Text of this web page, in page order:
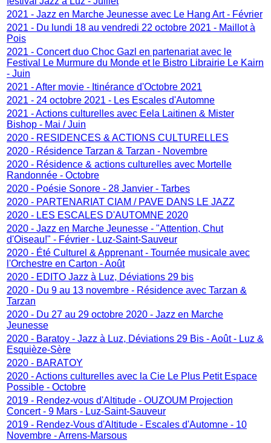
2021 - Jazz en Marche Jeunesse avec Le Hang Art - Février
2021 - Du lundi 18 au vendredi 22 octobre 2021 - Maillot à
Pois
2021 - Concert duo Choc Gazl en partenariat avec le
Festival Le Murmure du Monde et le Bistro Librairie Le Kairn
- Juin
2021 - After movie - Itinérance d'Octobre 2021
2021 - 24 octobre 2021 - Les Escales d'Automne
2021 - Actions culturelles avec Eela Laitinen & Mister
Bishop - Mai / Juin
2020 - RESIDENCES & ACTIONS CULTURELLES
2020 - Résidence Tarzan & Tarzan - Novembre
2020 - Résidence & actions culturelles avec Mortelle
Randonnée - Octobre
2020 - Poésie Sonore - 28 Janvier - Tarbes
2020 - PARTENARIAT CIAM / PAVE DANS LE JAZZ
2020 - LES ESCALES D'AUTOMNE 2020
2020 - Jazz en Marche Jeunesse - "Attention, Chut
d'Oiseau!" - Février - Luz-Saint-Sauveur
2020 - Été Culturel & Apprenant - Tournée musicale avec
l'Orchestre en Carton - Août
2020 - EDITO Jazz à Luz, Déviations 29 bis
2020 - Du 9 au 13 novembre - Résidence avec Tarzan &
Tarzan
2020 - Du 27 au 29 octobre 2020 - Jazz en Marche
Jeunesse
2020 - Baratoy - Jazz à Luz, Déviations 29 Bis - Août - Luz &
Esquièze-Sère
2020 - BARATOY
2020 - Actions culturelles avec la Cie Le Plus Petit Espace
Possible - Octobre
2019 - Rendez-vous d'Altitude - OUZOUM Projection
Concert - 9 Mars - Luz-Saint-Sauveur
2019 - Rendez-Vous d'Altitude - Escales d'Automne - 10
Novembre - Arrens-Marsous